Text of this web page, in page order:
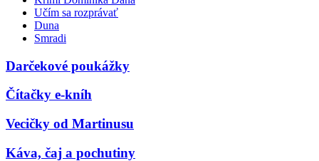
Učím sa rozprávať
Duna
Smradi
Darčekové poukážky
Čítačky e-kníh
Vecičky od Martinusu
Káva, čaj a pochutiny